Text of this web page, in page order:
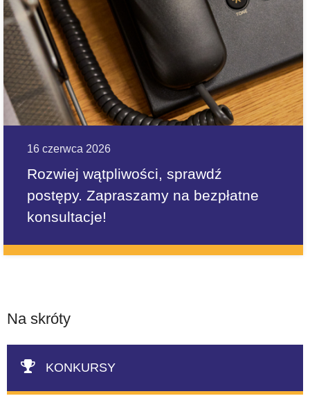
16 czerwca 2026
Rozwiej wątpliwości, sprawdź
postępy. Zapraszamy na bezpłatne
konsultacje!
Na skróty
KONKURSY